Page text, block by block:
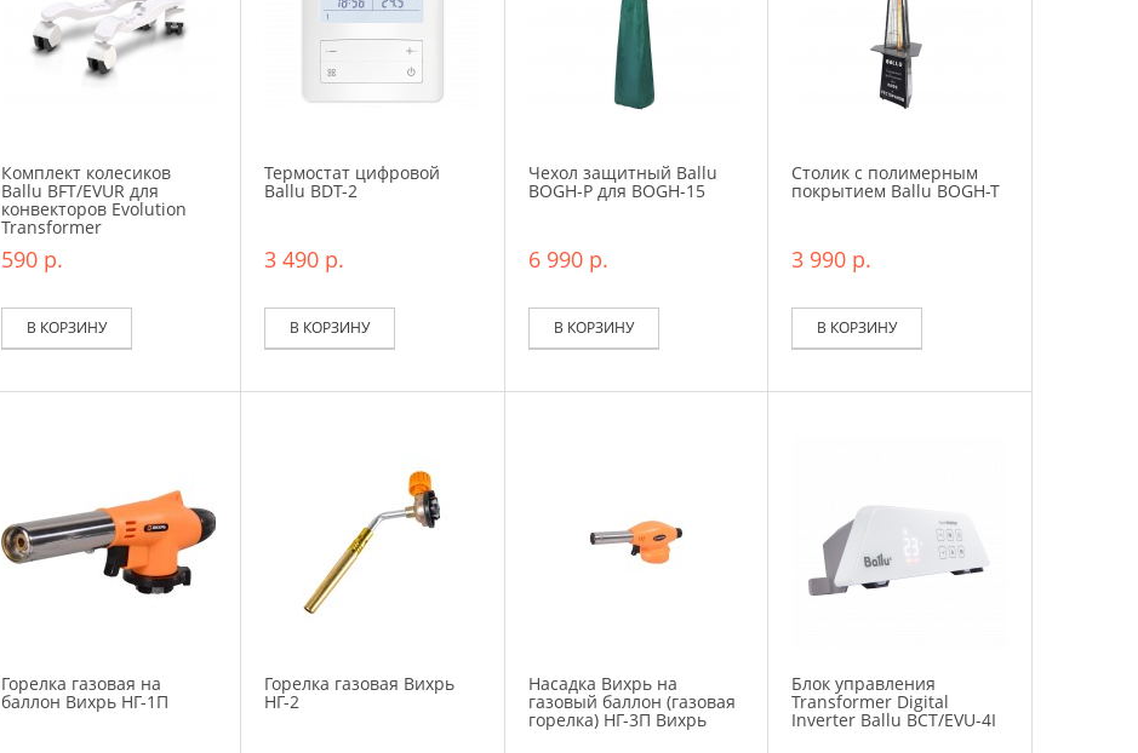
Комплект колесиков
Ballu BFT/EVUR для
конвекторов Evolution
Transformer
590 р.
В КОРЗИНУ
Термостат цифровой
Ballu BDT-2
3 490 р.
В КОРЗИНУ
Чехол защитный Ballu
BOGH-P для BOGH-15
6 990 р.
В КОРЗИНУ
Столик с полимерным
покрытием Ballu BOGH-T
3 990 р.
В КОРЗИНУ
Горелка газовая на
баллон Вихрь НГ-1П
Горелка газовая Вихрь
НГ-2
Насадка Вихрь на
газовый баллон (газовая
горелка) НГ-3П Вихрь
Блок управления
Transformer Digital
Inverter Ballu BCT/EVU-4I